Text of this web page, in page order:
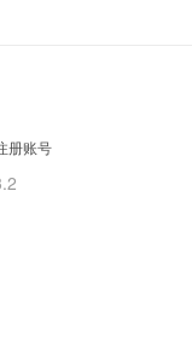
册账号